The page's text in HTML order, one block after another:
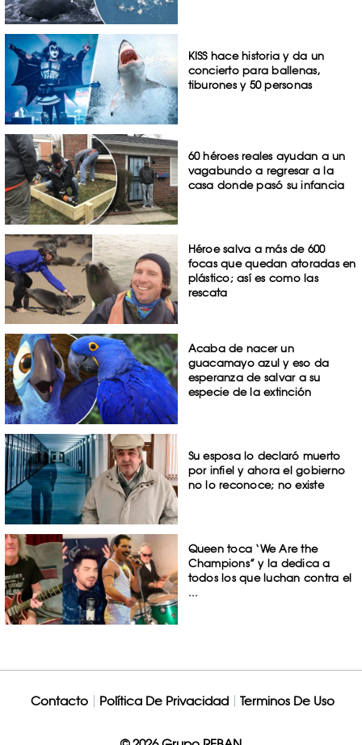
KISS hace historia y da un
concierto para ballenas,
tiburones y 50 personas
60 héroes reales ayudan a un
vagabundo a regresar a la
casa donde pasó su infancia
Héroe salva a más de 600
focas que quedan atoradas en
plástico; así es como las
rescata
Acaba de nacer un
guacamayo azul y eso da
esperanza de salvar a su
especie de la extinción
Su esposa lo declaró muerto
por infiel y ahora el gobierno
no lo reconoce; no existe
Queen toca ‘We Are the
Champions” y la dedica a
todos los que luchan contra el
...
Contacto Política De Privacidad Terminos De Uso